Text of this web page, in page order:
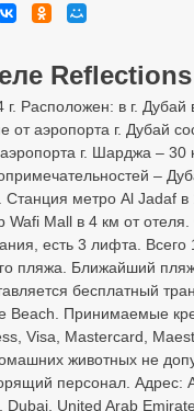
г. Расположен: в г.
от аэропорта г. Дубай
г. Шарджа – 30
–
метро Al Jadaf в
Wafi Mall в 4 км от отеля.
есть 3 лифта.
пляжа. Ближайший
бесплатный
Beach. Принимаемые
Visa, Mastercard,
животных не
персонал. Адрес:
Dubai, United Arab